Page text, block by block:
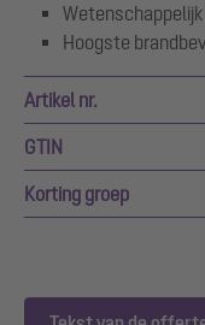
Hoogste
Artikel nr.
GTIN
Korting groep